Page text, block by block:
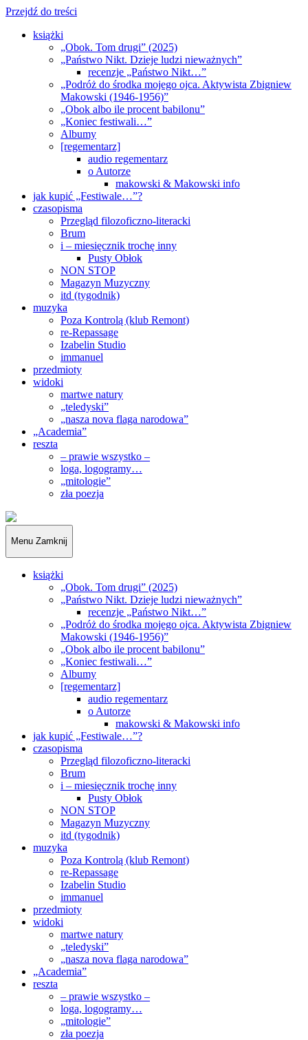
Przejdź do treści
książki
„Obok. Tom drugi” (2025)
„Państwo Nikt. Dzieje ludzi nieważnych”
recenzje „Państwo Nikt…”
„Podróż do środka mojego ojca. Aktywista Zbigniew
Makowski (1946-1956)”
„Obok albo ile procent babilonu”
„Koniec festiwali…”
Albumy
[regementarz]
audio regementarz
o Autorze
makowski & Makowski info
jak kupić „Festiwale…”?
czasopisma
Przegląd filozoficzno-literacki
Brum
i – miesięcznik trochę inny
Pusty Obłok
NON STOP
Magazyn Muzyczny
itd (tygodnik)
muzyka
Poza Kontrolą (klub Remont)
re-Repassage
Izabelin Studio
immanuel
przedmioty
widoki
martwe natury
„teledyski”
„nasza nova flaga narodowa”
„Academia”
reszta
– prawie wszystko –
loga, logogramy…
„mitologie”
zła poezja
„Obywatele…”
Menu Zamknij
książki
„Obok. Tom drugi” (2025)
„Państwo Nikt. Dzieje ludzi nieważnych”
recenzje „Państwo Nikt…”
„Podróż do środka mojego ojca. Aktywista Zbigniew
Makowski (1946-1956)”
„Obok albo ile procent babilonu”
„Koniec festiwali…”
Albumy
[regementarz]
audio regementarz
o Autorze
makowski & Makowski info
jak kupić „Festiwale…”?
czasopisma
Przegląd filozoficzno-literacki
Brum
i – miesięcznik trochę inny
Pusty Obłok
NON STOP
Magazyn Muzyczny
itd (tygodnik)
muzyka
Poza Kontrolą (klub Remont)
re-Repassage
Izabelin Studio
immanuel
przedmioty
widoki
martwe natury
„teledyski”
„nasza nova flaga narodowa”
„Academia”
reszta
– prawie wszystko –
loga, logogramy…
„mitologie”
zła poezja